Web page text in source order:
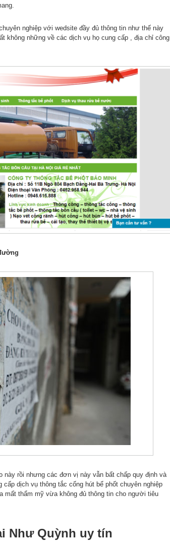
nghiệp với wedsite đầy đủ thông tin như thế này
không những về các dịch vụ họ cung cấp , địa chỉ công
rồi nhưng các đơn vị này vẫn bất chấp quy định và
dịch vụ thông tắc cống hút bể phốt chuyên nghiệp
mất thẩm mỹ vừa không đủ thông tin cho người tiêu
Như Quỳnh uy tín